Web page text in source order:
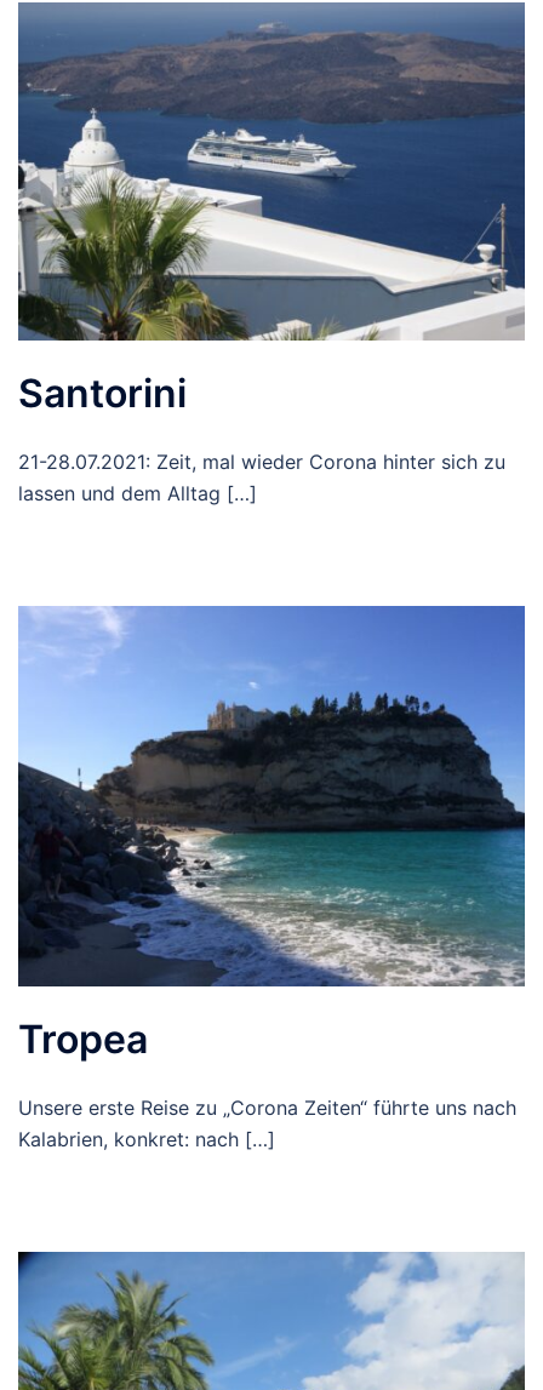
Santorini
21-28.07.2021: Zeit, mal wieder Corona hinter sich zu
lassen und dem Alltag […]
Tropea
Unsere erste Reise zu „Corona Zeiten“ führte uns nach
Kalabrien, konkret: nach […]